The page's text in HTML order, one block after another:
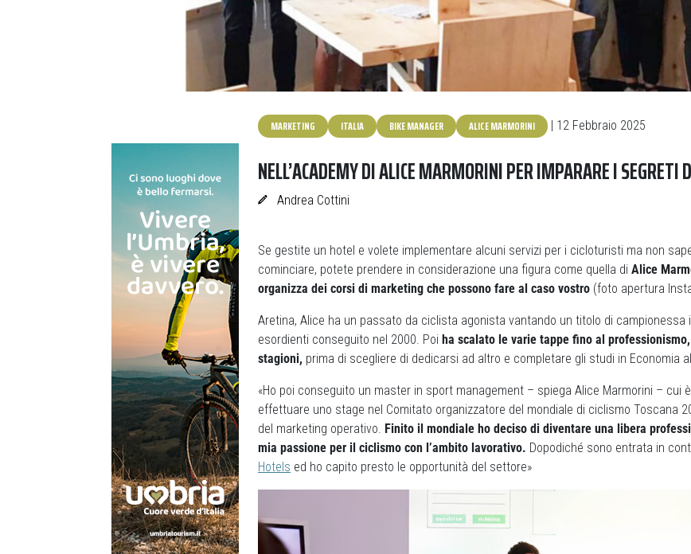
MARKETING ITALIA BIKE MANAGER ALICE MARMORINI | 12 Febbraio 2025
NELL’ACADEMY DI ALICE MARMORINI PER IMPARARE I SEGRETI
Andrea Cottini
Se gestite un hotel e volete implementare alcuni servizi per i cicloturisti ma non
cominciare, potete prendere in considerazione una figura come quella di Alice
organizza dei corsi di marketing che possono fare al caso vostro (foto apertura
Aretina, Alice ha un passato da ciclista agonista vantando un titolo di campionessa
esordienti conseguito nel 2000. Poi ha scalato le varie tappe fino al
stagioni, prima di scegliere di dedicarsi ad altro e completare gli studi in Economia
«Ho poi conseguito un master in sport management – spiega Alice Marmorini – cui
effettuare uno stage nel Comitato organizzatore del mondiale di ciclismo Toscana
del marketing operativo. Finito il mondiale ho deciso di diventare una libera
mia passione per il ciclismo con l’ambito lavorativo. Dopodiché sono entrata in
Hotels ed ho capito presto le opportunità del settore»